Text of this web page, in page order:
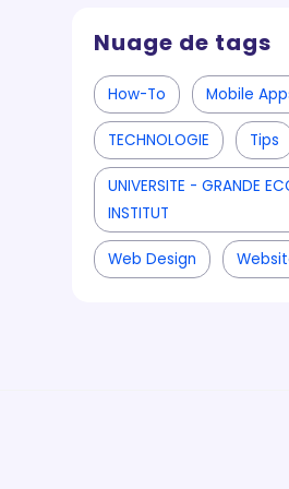
Nuage de tags
How-To Mobile
TECHNOLOGIE Tips
UNIVERSITE - GRANDE
INSTITUT
Web Design